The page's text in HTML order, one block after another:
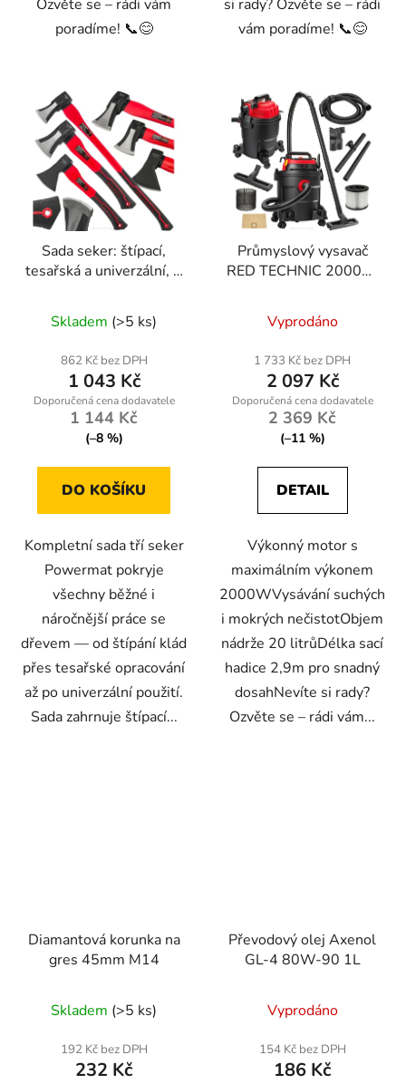
Ozvěte se – rádi vám
poradíme! 📞😊
si rady? Ozvěte se – rádi
vám poradíme! 📞😊
Sada seker: štípací,
tesařská a univerzální, 3
RTZS0054
Skladem (>5 ks)
862 Kč bez DPH
1 043 Kč
1 144 Kč
(–8 %)
DO KOŠÍKU
Kompletní sada tří seker
Powermat pokryje
všechny běžné i
náročnější práce se
dřevem — od štípání klád
přes tesařské opracování
až po univerzální použití.
Sada zahrnuje štípací...
Průmyslový vysavač
RED TECHNIC 2000W
RTODP0043
Vyprodáno
1 733 Kč bez DPH
2 097 Kč
2 369 Kč
(–11 %)
DETAIL
Výkonný motor s
maximálním výkonem
2000WVysávání suchých
i mokrých nečistotObjem
nádrže 20 litrůDélka sací
hadice 2,9m pro snadný
dosahNevíte si rady?
Ozvěte se – rádi vám...
Diamantová korunka na
gres 45mm M14
Skladem (>5 ks)
192 Kč bez DPH
232 Kč
Převodový olej Axenol
GL-4 80W-90 1L
Vyprodáno
154 Kč bez DPH
186 Kč